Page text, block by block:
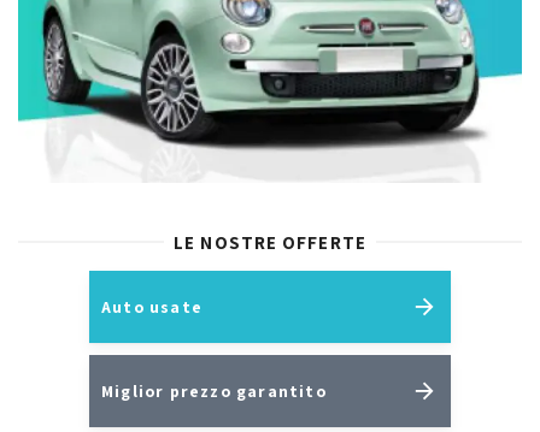
LE NOSTRE OFFERTE
Auto usate
Miglior prezzo garantito